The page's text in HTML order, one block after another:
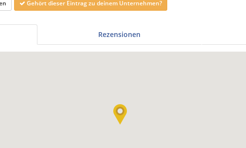
Gehört dieser Eintrag zu deinem Unternehmen?
Rezensionen